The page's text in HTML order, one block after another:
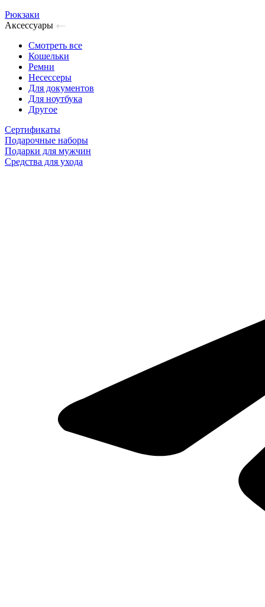
Рюкзаки
Аксессуары
Смотреть все
Кошельки
Ремни
Несессеры
Для документов
Для ноутбука
Другое
Сертификаты
Подарочные наборы
Подарки для мужчин
Средства для ухода